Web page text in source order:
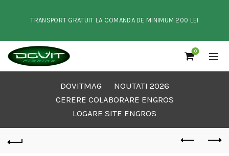
TRANSPORT GRATUIT LA COMANDA DE MINIMUM 200 LEI
0
DOVITMAG
NOUTATI 2026
CERERE COLABORARE ENGROS
LOGARE SITE ENGROS